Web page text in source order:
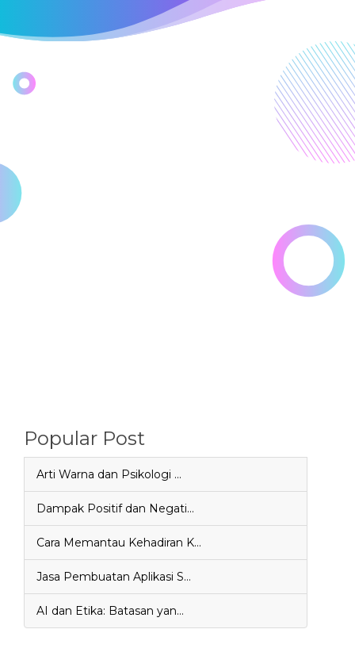
Popular Post
Arti Warna dan Psikologi …
Dampak Positif dan Negati…
Cara Memantau Kehadiran K…
Jasa Pembuatan Aplikasi S…
AI dan Etika: Batasan yan…